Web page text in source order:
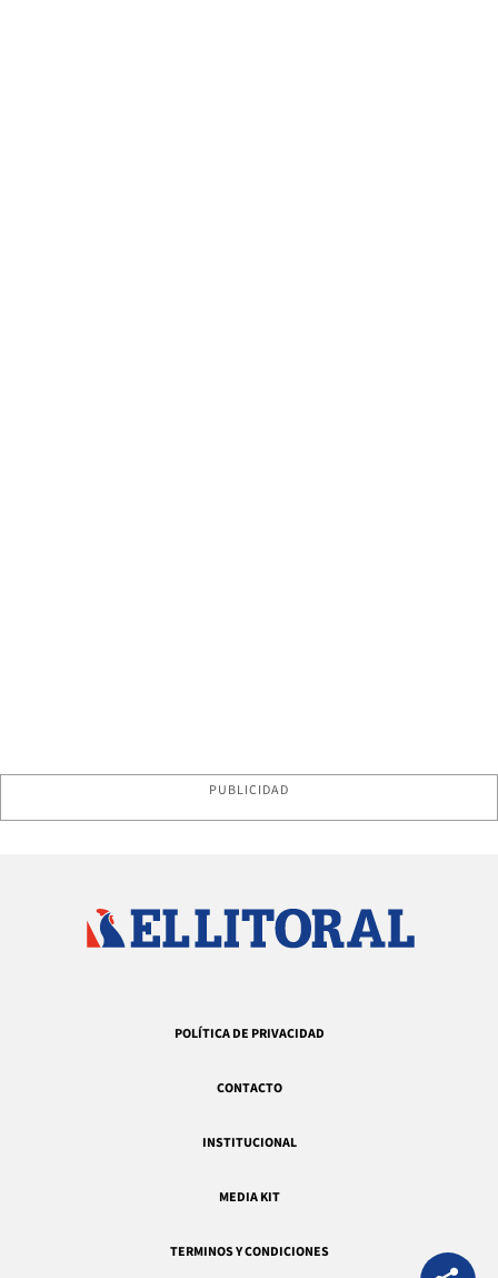
PUBLICIDAD
POLÍTICA DE PRIVACIDAD
CONTACTO
INSTITUCIONAL
MEDIA KIT
TERMINOS Y CONDICIONES